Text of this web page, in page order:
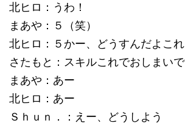
北ヒロ：うわ！
まあや：５（笑）
北ヒロ：５かー、どうすんだよこれ
さたもと：スキルこれでおしまい
まあや：あー
北ヒロ：あー
Ｓｈｕｎ．：えー、どうしよう